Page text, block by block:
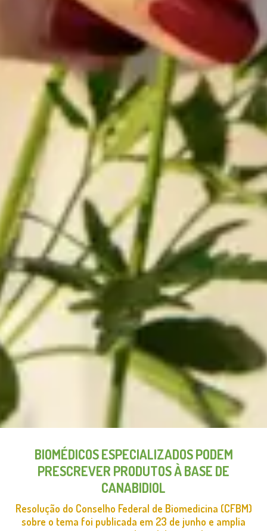
BIOMÉDICOS ESPECIALIZADOS PODEM
PRESCREVER PRODUTOS À BASE DE
CANABIDIOL
Resolução do Conselho Federal de Biomedicina (CFBM)
sobre o tema foi publicada em 23 de junho e amplia